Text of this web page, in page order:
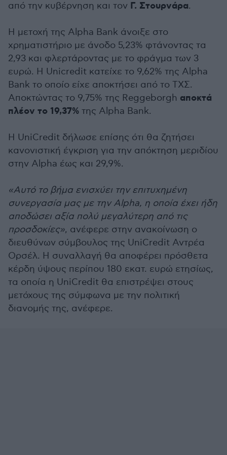
από την κυβέρνηση και τον Γ. Στουρνάρα.
Η μετοχή της Alpha Bank άνοιξε στο
χρηματιστήριο με άνοδο 5,23% φτάνοντας τα
2,93 και φλερτάροντας με το φράγμα των 3
ευρώ. H Unicredit κατείχε το 9,62% της Alpha
Bank το οποίο είχε αποκτήσει από το ΤΧΣ.
Αποκτώντας το 9,75% της Reggeborgh αποκτά
πλέον το 19,37% της Alpha Bank.
Η UniCredit δήλωσε επίσης ότι θα ζητήσει
κανονιστική έγκριση για την απόκτηση μεριδίου
στην Alpha έως και 29,9%.
«Αυτό το βήμα ενισχύει την επιτυχημένη
συνεργασία μας με την Alpha, η οποία έχει ήδη
αποδώσει αξία πολύ μεγαλύτερη από τις
προσδοκίες», ανέφερε στην ανακοίνωση ο
διευθύνων σύμβουλος της UniCredit Αντρέα
Ορσέλ. Η συναλλαγή θα αποφέρει πρόσθετα
κέρδη ύψους περίπου 180 εκατ. ευρώ ετησίως,
τα οποία η UniCredit θα επιστρέψει στους
μετόχους της σύμφωνα με την πολιτική
διανομής της, ανέφερε.